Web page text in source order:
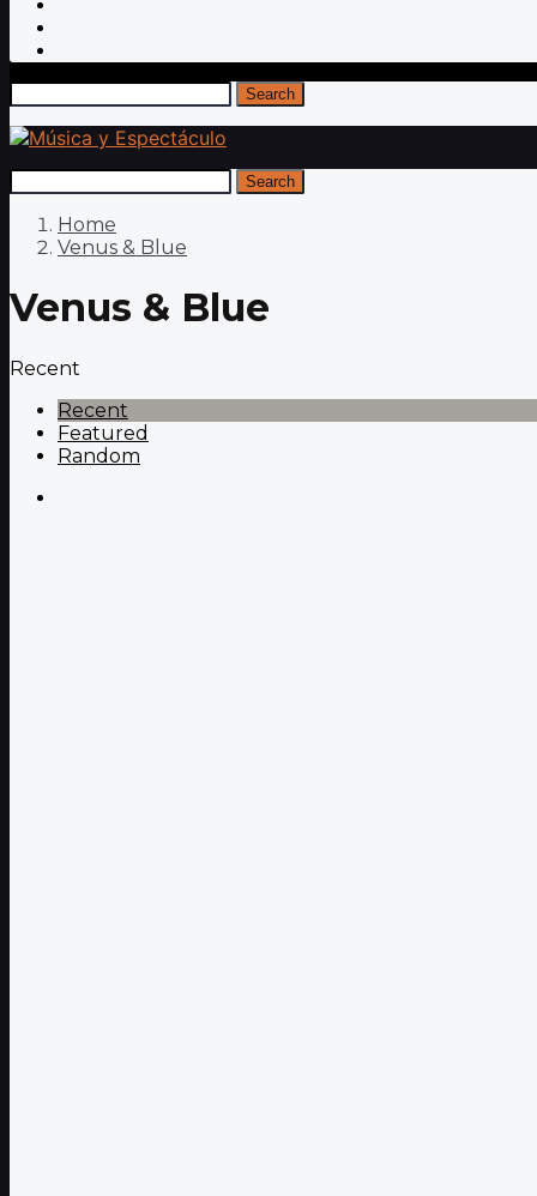
Search
Search
Home
Venus & Blue
Venus & Blue
Recent
Recent
Featured
Random